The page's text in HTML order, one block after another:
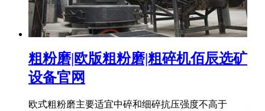
粗粉磨|欧版粗粉磨|粗碎机佰辰选矿
设备官网
欧式粗粉磨主要适宜中碎和细碎抗压强度不高于